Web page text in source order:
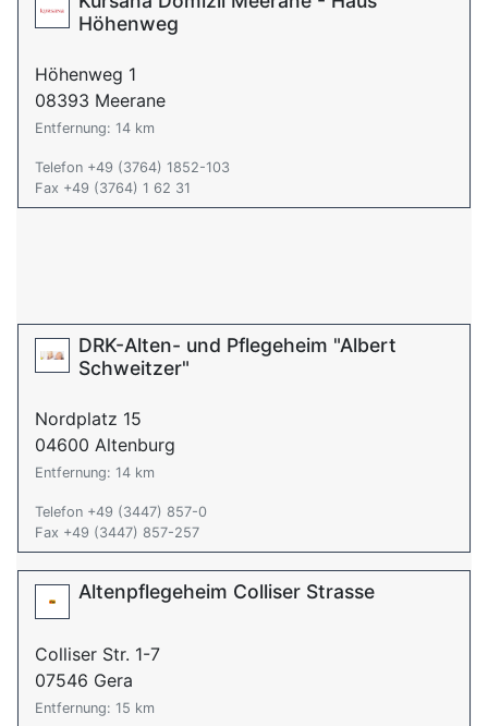
Höhenweg
Höhenweg 1
08393 Meerane
Entfernung: 14 km
Telefon +49 (3764) 1852-103
Fax +49 (3764) 1 62 31
DRK-Alten- und Pflegeheim "Albert
Schweitzer"
Nordplatz 15
04600 Altenburg
Entfernung: 14 km
Telefon +49 (3447) 857-0
Fax +49 (3447) 857-257
Altenpflegeheim Colliser Strasse
Colliser Str. 1-7
07546 Gera
Entfernung: 15 km